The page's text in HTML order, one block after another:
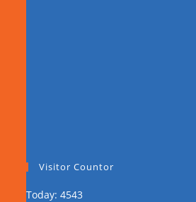
Visitor Countor
Today: 4543